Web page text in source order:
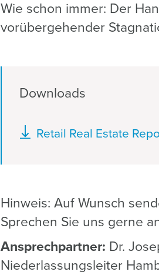
Wie schon immer: Der
vorübergehender
Downloads
Dokument
Retail Real Estate
Hinweis: Auf Wunsch
Sprechen Sie uns gerne
Ansprechpartner: Dr.
Niederlassungsleiter